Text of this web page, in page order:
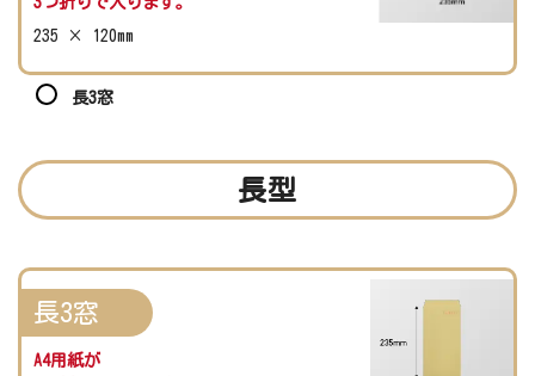
235 × 120mm
長3窓
長型
長3窓
A4用紙が